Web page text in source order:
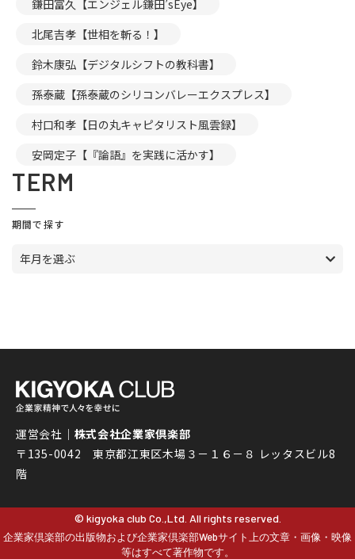
鎌田富久【エンジェル鎌田’sEye】
北尾吉孝【世相を斬る！】
鈴木康弘【デジタルシフトの教科書】
孫泰蔵【孫泰蔵のシリコンバレーエクスプレス】
村口和孝【日の丸キャピタリスト風雲録】
安岡定子【『論語』を実践に活かす】
TERM
期間で探す
年月を選ぶ
運営会社｜ 株式会社企業家倶楽部
〒135-0042 東京都江東区木場３－１６－８ レッタスビル8
階
© kigyoka club Co.,Ltd. All rights reserved.
企業家倶楽部の出版物および企業家倶楽部Webサイト上の文章・画像・映像
等はすべて著作物です。